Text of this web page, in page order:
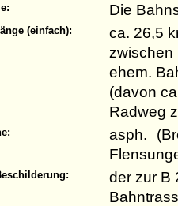
Die
(einfach):
ca. 26,5
zwischen
ehem.
(davon
Radweg
asph.
der zur B